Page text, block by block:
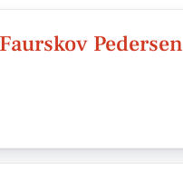
Pedersen